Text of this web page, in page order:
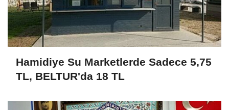
Hamidiye Su Marketlerde Sadece 5,75
TL, BELTUR'da 18 TL